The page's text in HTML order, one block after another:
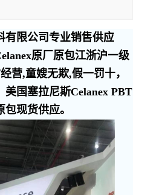
有限公司专业销售供应
原厂原包江浙沪一级
营,童嫂无欺,假一罚十，
美国塞拉尼斯Celanex PBT
现货供应。